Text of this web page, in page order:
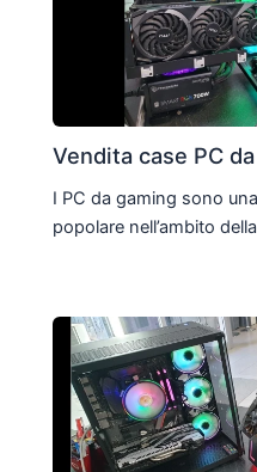
Vendita case PC
I PC da gaming sono
popolare nell’ambito